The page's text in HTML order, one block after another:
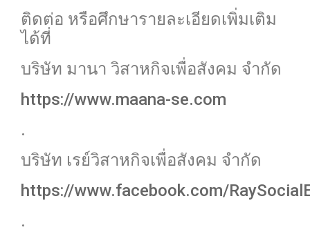
ติดต่อ หรือศึกษารายละเอียดเพิ่มเติม
ได้ที่
บริษัท มานา วิสาหกิจเพื่อสังคม จำกัด
https://www.maana-se.com
.
บริษัท เรย์วิสาหกิจเพื่อสังคม จำกัด
https://www.facebook.com/
.